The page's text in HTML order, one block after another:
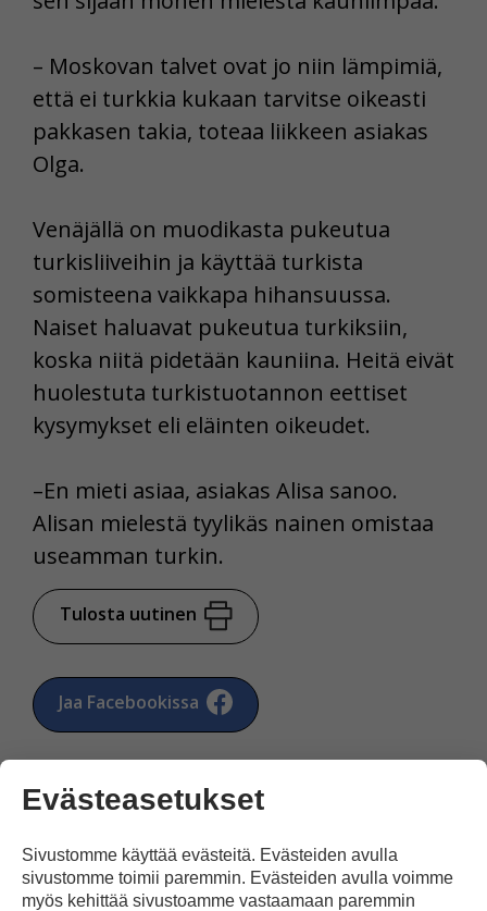
– Moskovan talvet ovat jo niin lämpimiä,
että ei turkkia kukaan tarvitse oikeasti
pakkasen takia, toteaa liikkeen asiakas
Olga.
Venäjällä on muodikasta pukeutua
turkisliiveihin ja käyttää turkista
somisteena vaikkapa hihansuussa.
Naiset haluavat pukeutua turkiksiin,
koska niitä pidetään kauniina. Heitä eivät
huolestuta turkistuotannon eettiset
kysymykset eli eläinten oikeudet.
–En mieti asiaa, asiakas Alisa sanoo.
Alisan mielestä tyylikäs nainen omistaa
useamman turkin.
Tulosta uutinen
Jaa Facebookissa
2 kommenttia artikkeliin
Evästeasetukset
Sivustomme käyttää evästeitä. Evästeiden avulla
sivustomme toimii paremmin. Evästeiden avulla voimme
myös kehittää sivustoamme vastaamaan paremmin